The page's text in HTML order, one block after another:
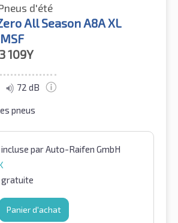
d'été
All Season A8A XL
109Y
72 dB
pneus
incluse par Auto-Raifen GmbH
gratuite
Panier d'achat